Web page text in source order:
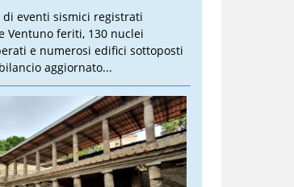
di eventi sismici registrati
Ventuno feriti, 130 nuclei
e numerosi edifici sottoposti
aggiornato...